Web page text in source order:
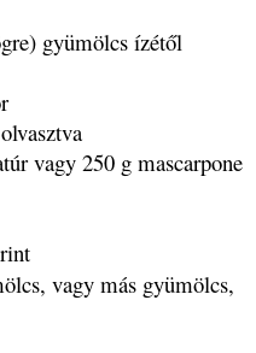
gyümölcs ízétől
vagy 250 g mascarpone
vagy más gyümölcs,